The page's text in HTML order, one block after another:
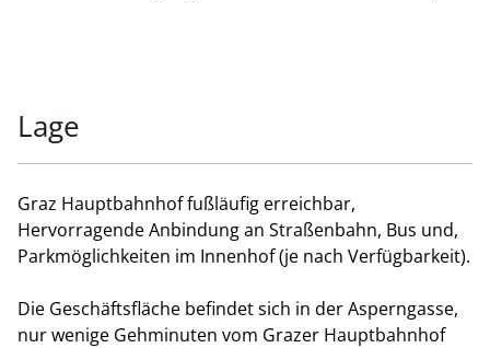
Lage
Graz Hauptbahnhof fußläufig erreichbar,
Hervorragende Anbindung an Straßenbahn, Bus und,
Parkmöglichkeiten im Innenhof (je nach Verfügbarkeit).
Die Geschäftsfläche befindet sich in der Asperngasse,
nur wenige Gehminuten vom Grazer Hauptbahnhof